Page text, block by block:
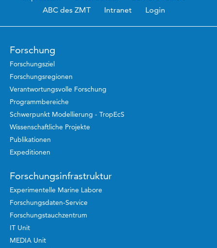
ABC des ZMT
Intranet Login
Forschung
Forschungsziel
Forschungsregionen
Verantwortungsvolle Forschung
Programmbereiche
Schwerpunkt Modellierung - TropEcS
Wissenschaftliche Projekte
Publikationen
Expeditionen
Forschungsinfrastruktur
Experimentelle Marine Labore
Forschungsdaten-Service
Forschungstauchzentrum
IT Unit
MEDIA Unit